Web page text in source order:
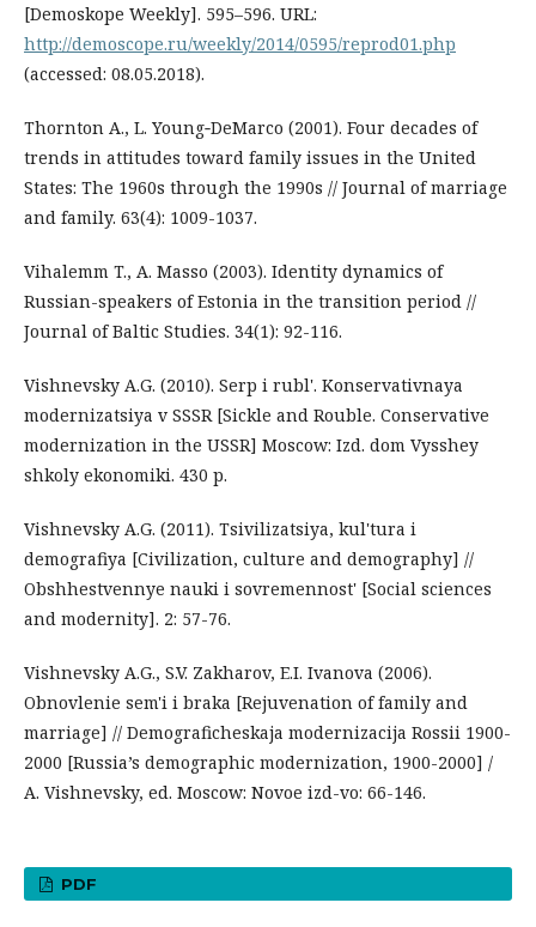
[Demoskope Weekly]. 595–596. URL:
http://demoscope.ru/weekly/2014/0595/reprod01.php
(accessed: 08.05.2018).
Thornton A., L. Young‐DeMarco (2001). Four decades of
trends in attitudes toward family issues in the United
States: The 1960s through the 1990s // Journal of marriage
and family. 63(4): 1009-1037.
Vihalemm T., A. Masso (2003). Identity dynamics of
Russian-speakers of Estonia in the transition period //
Journal of Baltic Studies. 34(1): 92-116.
Vishnevsky A.G. (2010). Serp i rubl'. Konservativnaya
modernizatsiya v SSSR [Sickle and Rouble. Conservative
modernization in the USSR] Moscow: Izd. dom Vysshey
shkoly ekonomiki. 430 p.
Vishnevsky A.G. (2011). Tsivilizatsiya, kul'tura i
demografiya [Civilization, culture and demography] //
Obshhestvennye nauki i sovremennost' [Social sciences
and modernity]. 2: 57-76.
Vishnevsky A.G., S.V. Zakharov, E.I. Ivanova (2006).
Obnovlenie sem'i i braka [Rejuvenation of family and
marriage] // Demograficheskaja modernizacija Rossii 1900-
2000 [Russia’s demographic modernization, 1900-2000] /
A. Vishnevsky, ed. Moscow: Novoe izd-vo: 66-146.
PDF